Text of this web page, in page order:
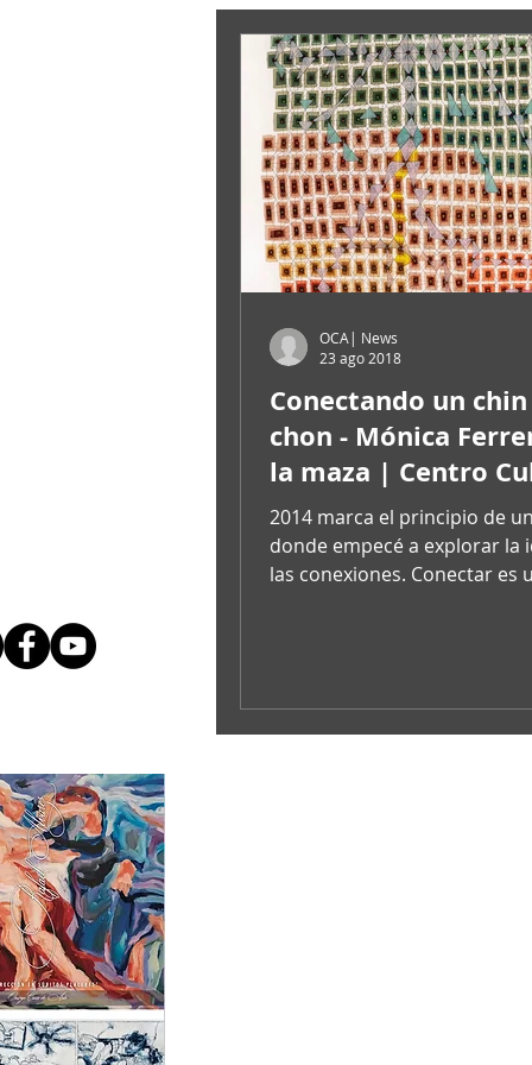
Conectando un chin
chon - Mónica
la maza | Centro
de España /
2014 marca el principio de
donde empecé a explorar la
las conexiones. Conectar es
OCA| News
23 ago 2018